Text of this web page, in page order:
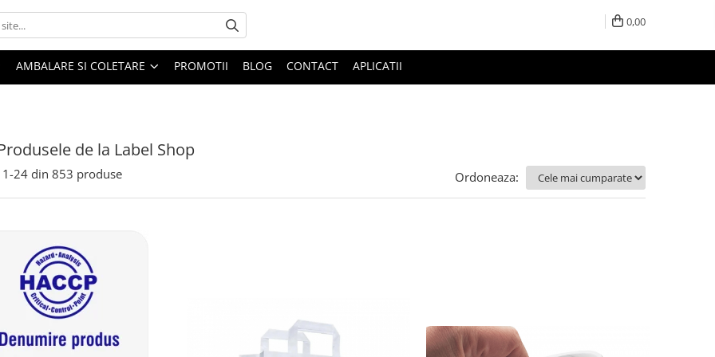
0,00
AMBALARE SI COLETARE PROMOTII BLOG CONTACT APLICATII
de la Label Shop
1-24 din 853 produse Ordoneaza: